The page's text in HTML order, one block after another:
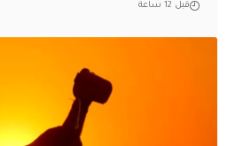
قبل 12 ساعة